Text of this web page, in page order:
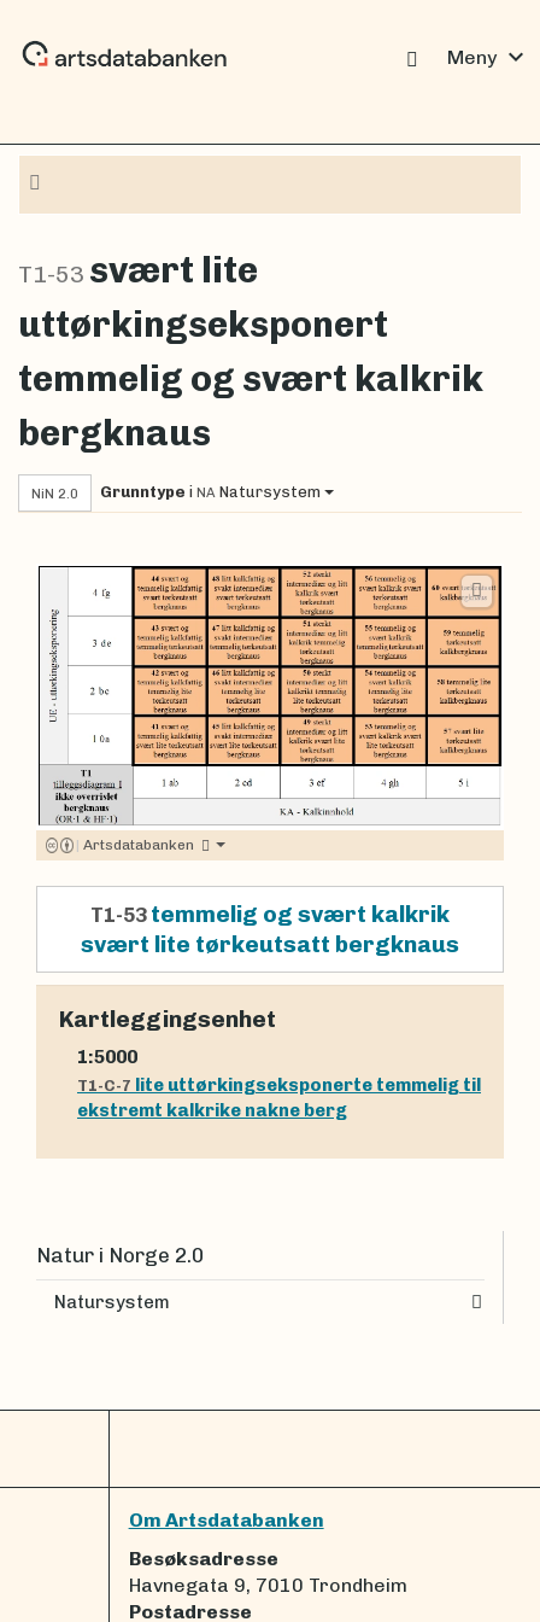
Meny expand_more
T1-53 svært lite
uttørkingseksponert
temmelig og svært kalkrik
bergknaus
NiN 2.0 Grunntype i NA Natursystem
| Artsdatabanken
T1-53 temmelig og svært kalkrik
svært lite tørkeutsatt bergknaus
Kartleggingsenhet
1:5000
T1-C-7 lite uttørkingseksponerte temmelig til
ekstremt kalkrike nakne berg
Natur i Norge 2.0
Natursystem
Om Artsdatabanken
Besøksadresse
Havnegata 9, 7010 Trondheim
Postadresse